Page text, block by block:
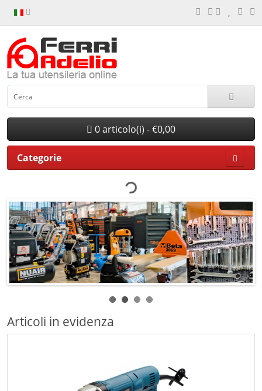
0 articolo(i) - €0,00
Categorie
Articoli in evidenza